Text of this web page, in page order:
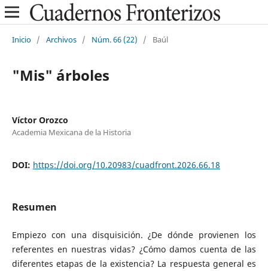
Inicio / Archivos / Núm. 66 (22) / Baúl
"Mis" árboles
Víctor Orozco
Academia Mexicana de la Historia
DOI: https://doi.org/10.20983/cuadfront.2026.66.18
Resumen
Empiezo con una disquisición. ¿De dónde provienen los
referentes en nuestras vidas? ¿Cómo damos cuenta de las
diferentes etapas de la existencia? La respuesta general es